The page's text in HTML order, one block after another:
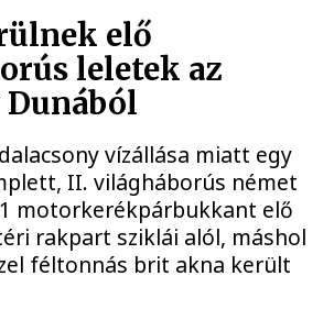
elő
leletek az
Dunából
vízállása miatt egy
II. világháborús német
1 motorkerékpárbukkant elő
rakpart sziklái alól, máshol
féltonnás brit akna került